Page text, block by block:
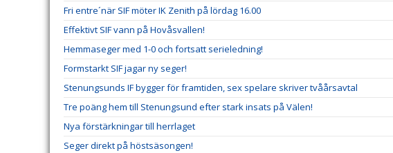
Fri entre´när SIF möter IK Zenith på lördag 16.00
Effektivt SIF vann på Hovåsvallen!
Hemmaseger med 1-0 och fortsatt serieledning!
Formstarkt SIF jagar ny seger!
Stenungsunds IF bygger för framtiden, sex spelare skriver tvåårsavtal
Tre poäng hem till Stenungsund efter stark insats på Välen!
Nya förstärkningar till herrlaget
Seger direkt på höstsäsongen!